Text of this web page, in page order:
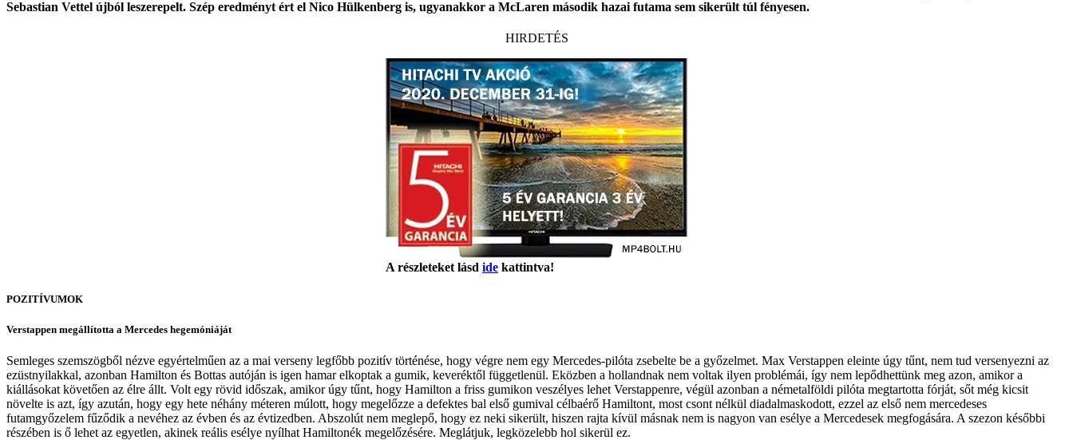
Sebastian Vettel újból leszerepelt. Szép eredményt ért el Nico Hülkenberg is, ugyanakkor a McLaren második hazai futama sem sikerült túl fényesen.
HIRDETÉS
A részleteket lásd ide kattintva!
POZITÍVUMOK
Verstappen megállította a Mercedes hegemóniáját
Semleges szemszögből nézve egyértelműen az a mai verseny legfőbb pozitív történése, hogy végre nem egy Mercedes-pilóta zsebelte be a győzelmet. Max Verstappen eleinte úgy tűnt, nem tud versenyezni az
ezüstnyilakkal, azonban Hamilton és Bottas autóján is igen hamar elkoptak a gumik, keveréktől függetlenül. Eközben a hollandnak nem voltak ilyen problémái, így nem lepődhettünk meg azon, amikor a
kiállásokat követően az élre állt. Volt egy rövid időszak, amikor úgy tűnt, hogy Hamilton a friss gumikon veszélyes lehet Verstappenre, végül azonban a németalföldi pilóta megtartotta fórját, sőt még kicsit
növelte is azt, így azután, hogy egy hete néhány méteren múlott, hogy megelőzze a defektes bal első gumival célbaérő Hamiltont, most csont nélkül diadalmaskodott, ezzel az első nem mercedeses
futamgyőzelem fűződik a nevéhez az évben és az évtizedben. Abszolút nem meglepő, hogy ez neki sikerült, hiszen rajta kívül másnak nem is nagyon van esélye a Mercedesek megfogására. A szezon későbbi
részében is ő lehet az egyetlen, akinek reális esélye nyílhat Hamiltonék megelőzésére. Meglátjuk, legközelebb hol sikerül ez.